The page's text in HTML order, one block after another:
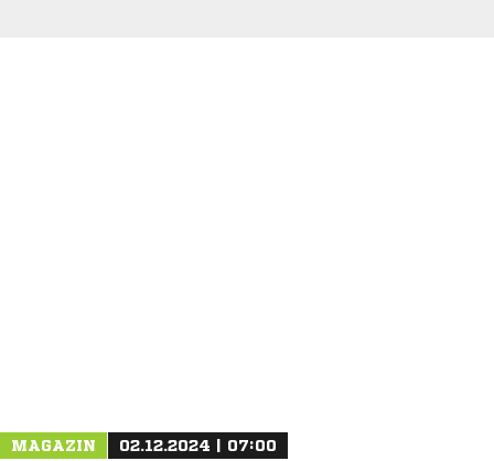
MAGAZIN 02.12.2024 | 07:00